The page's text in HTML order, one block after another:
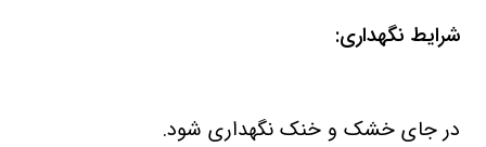
شرایط نگهداری:
در جای خشک و خنک نگهداری شود.